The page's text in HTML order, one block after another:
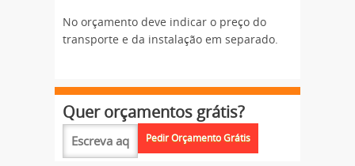
No orçamento deve indicar o preço do
transporte e da instalação em separado.
Quer orçamentos grátis?